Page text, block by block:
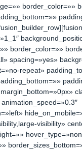
border_color=»»
border_color=»»
spacing=»yes»
repeat»
visibility»